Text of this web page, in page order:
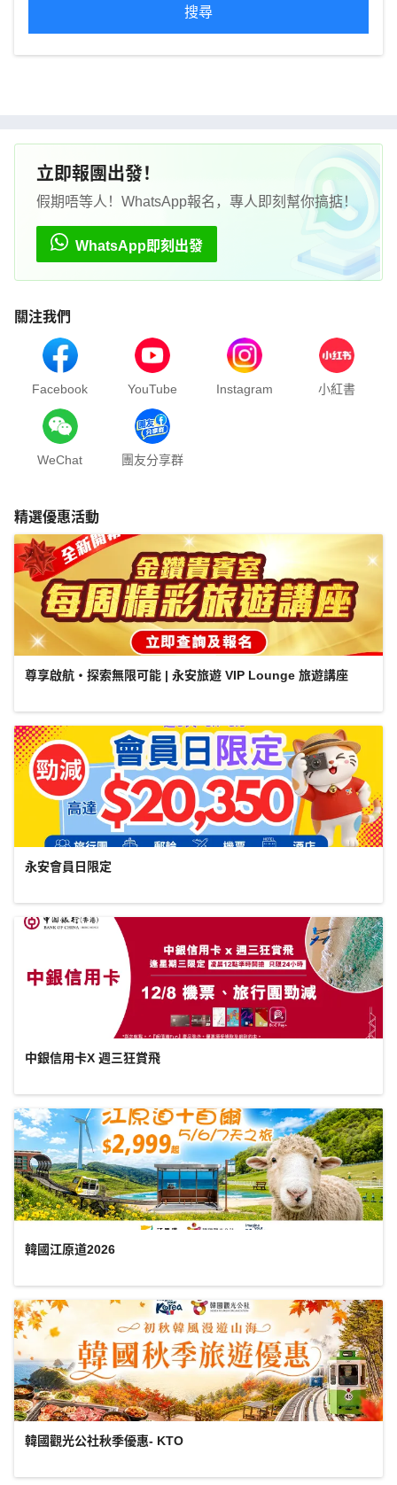
搜尋
立即報團出發！
假期唔等人！WhatsApp報名，專人即刻幫你搞掂！
WhatsApp即刻出發
關注我們
Facebook YouTube Instagram 小紅書
WeChat 團友分享群
精選優惠活動
尊享啟航・探索無限可能 | 永安旅遊 VIP Lounge 旅遊講座
永安會員日限定
中銀信用卡X 週三狂賞飛
韓國江原道2026
韓國觀光公社秋季優惠- KTO